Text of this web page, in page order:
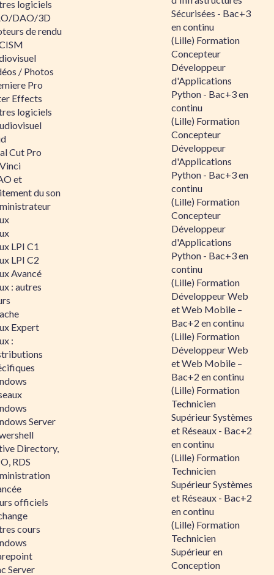
logiciels
DAO/3D
de rendu
/ Photos
Pro
Effects
logiciels
Cut Pro
et
du son
LPI C1
LPI C2
Avancé
: autres
Expert
:
Server
Directory,
RDS
officiels
cours
Server
Sécurisées - Bac+3
en continu
(Lille) Formation
Concepteur
Développeur
d'Applications
Python - Bac+3 en
continu
(Lille) Formation
Concepteur
Développeur
d'Applications
Python - Bac+3 en
continu
(Lille) Formation
Concepteur
Développeur
d'Applications
Python - Bac+3 en
continu
(Lille) Formation
Développeur Web
et Web Mobile –
Bac+2 en continu
(Lille) Formation
Développeur Web
et Web Mobile –
Bac+2 en continu
(Lille) Formation
Technicien
Supérieur Systèmes
et Réseaux - Bac+2
en continu
(Lille) Formation
Technicien
Supérieur Systèmes
et Réseaux - Bac+2
en continu
(Lille) Formation
Technicien
Supérieur en
Conception